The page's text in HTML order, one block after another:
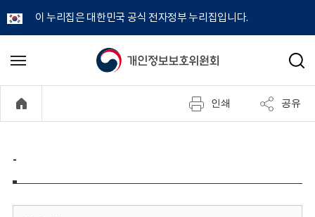
이 누리집은 대한민국 공식 전자정부 누리집입니다.
개
정
보
메
기
검
인쇄 공유
-